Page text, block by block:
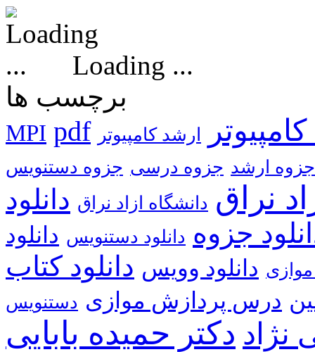
Loading ...
برچسب ها
MPI pdf
ارشد کامپیوتر
جزوه ارشد جزوه درسی جزوه دستنویس
نراق دانشگاه ازاد نراق
جزوه دانلود دستنویس دانلود
دانلود وویس دانلود کتاب
درس پردازش موازی دستنویس
نژاد دکتر حمیده بابایی